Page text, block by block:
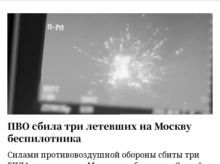
ПВО сбила три летевших на Москву
беспилотника
Силами противовоздушной обороны сбиты три